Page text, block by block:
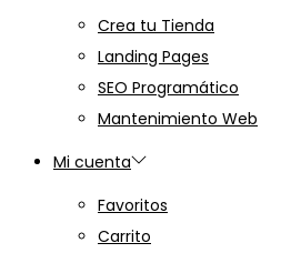
Crea tu Tienda
Landing Pages
SEO Programático
Mantenimiento Web
Mi cuenta
Favoritos
Carrito